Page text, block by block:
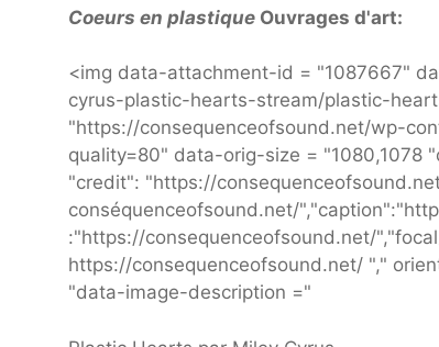
Coeurs en plastique Ouvrages d'art:
<img data-attachment-id = "1087667"
cyrus-plastic-hearts-stream/plastic-
"https://consequenceofsound.net/wp-
quality=80" data-orig-size = "1080,1078
"credit": "https://
conséquenceofsound.net/
:"https://consequenceofsound.net/
https://consequenceofsound.net/ ","
"data-image-description ="